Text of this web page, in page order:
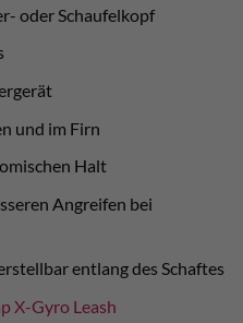
oder Schaufelkopf
und im Firn
Halt
Angreifen bei
entlang des Schaftes
X-Gyro Leash